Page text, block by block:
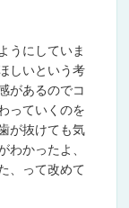
うにしていま
しいという考
があるのでコ
っていくのを
が抜けても気
かったよ、
、って改めて